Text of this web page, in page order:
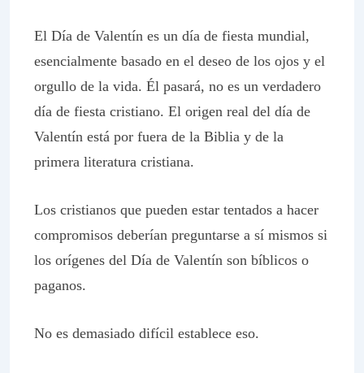
El Día de Valentín es un día de fiesta mundial,
esencialmente basado en el deseo de los ojos y el
orgullo de la vida. Él pasará, no es un verdadero
día de fiesta cristiano. El origen real del día de
Valentín está por fuera de la Biblia y de la
primera literatura cristiana.
Los cristianos que pueden estar tentados a hacer
compromisos deberían preguntarse a sí mismos si
los orígenes del Día de Valentín son bíblicos o
paganos.
No es demasiado difícil establece eso.